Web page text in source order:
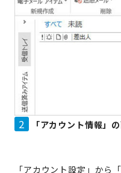
2 「アカウント情報」
「アカウント設定」か